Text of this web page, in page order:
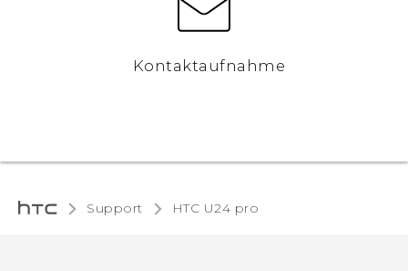
Kontaktaufnahme
Support HTC U24 pro‎